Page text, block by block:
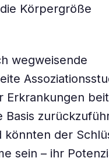
Körpergröße
wegweisende
Erkrankungen
könnten der
sein – ihr